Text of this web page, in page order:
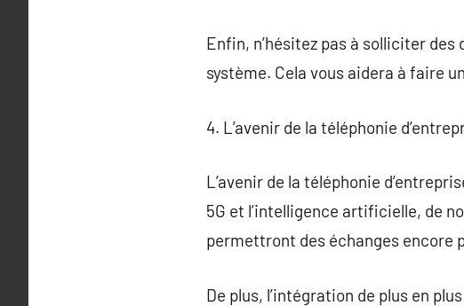
Enfin, n’hésitez pas à solliciter
système. Cela vous aidera à faire
4. L’avenir de la téléphonie
L’avenir de la téléphonie
5G et l’intelligence artificielle, de
permettront des échanges encore
De plus, l’intégration de plus en